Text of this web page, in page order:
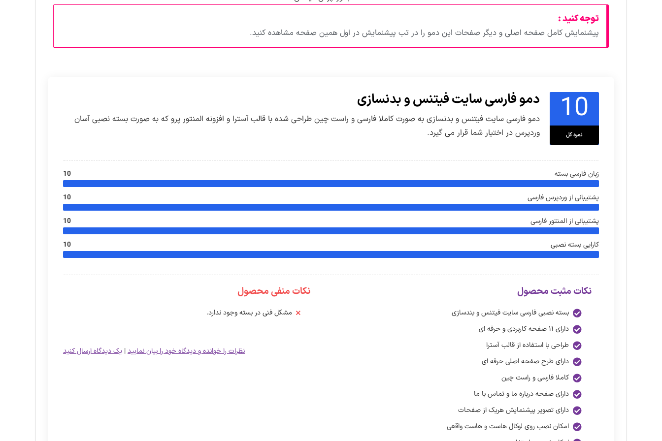
توجه کنید :
پیشنمایش کامل صفحه اصلی و دیگر صفحات این دمو را در تب پیشنمایش در اول همین صفحه مشاهده کنید.
10
نمره کل
دمو فارسی سایت فیتنس و بدنسازی
دمو فارسی سایت فیتنس و بدنسازی به صورت کاملا فارسی و راست چین طراحی شده با قالب آسترا و افزونه المنتور پرو که به صورت بسته نصبی آسان
وردپرس در اختیار شما قرار می گیرد.
زبان فارسی بسته 10
پشتیبانی از وردپرس فارسی 10
پشتیبانی از المنتور فارسی 10
کارایی بسته نصبی 10
نکات مثبت محصول
بسته نصبی فارسی سایت فیتنس و بندسازی
دارای ۱۱ صفحه کاربردی و حرفه ای
طراحی با استفاده از قالب آسترا
دارای طرح صفحه اصلی حرفه ای
کاملا فارسی و راست چین
دارای صفحه درباره ما و تماس با ما
دارای تصویر پیشنمایش هریک از صفحات
امکان نصب روی لوکال هاست و هاست واقعی
نکات منفی محصول
مشکل فنی در بسته وجود ندارد.
یک دیدگاه ارسال کنید |نظرات را خوانده و دیدگاه خود را بیان نمایید